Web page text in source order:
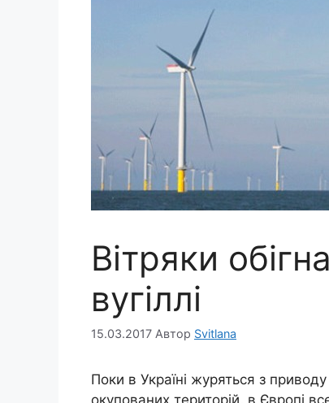
Вітряки
вугіллі
15.03.2017 Автор Svitlana
Поки в Україні журяться з